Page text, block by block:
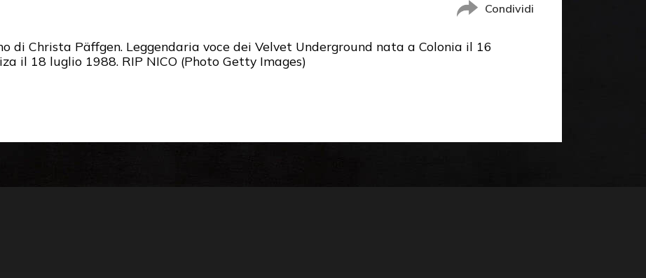
Condividi
di Christa Päffgen. Leggendaria voce dei Velvet Underground nata a Colonia il 16
il 18 luglio 1988. RIP NICO (Photo Getty Images)